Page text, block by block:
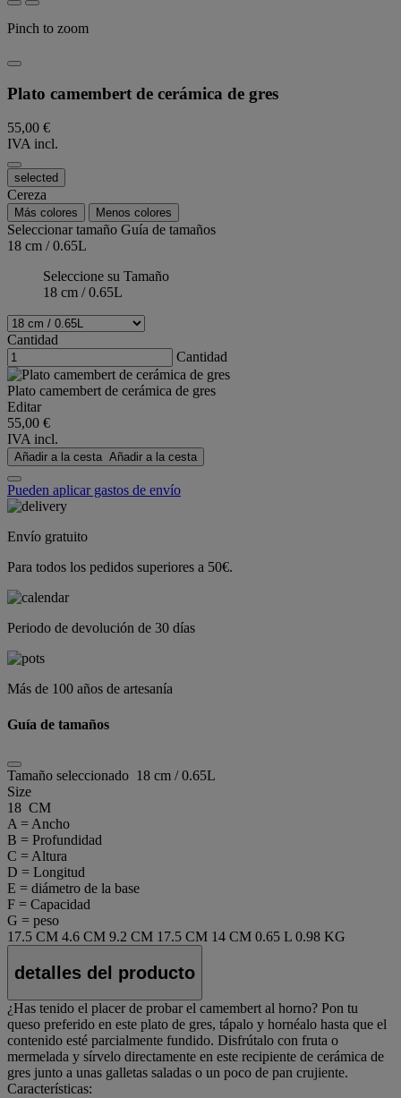
Pinch to zoom
Plato camembert de cerámica de gres
55,00 €
IVA incl.
selected
Cereza
Más colores Menos colores
Seleccionar tamaño Guía de tamaños
18 cm / 0.65L
Seleccione su Tamaño
18 cm / 0.65L
Cantidad
Cantidad
Plato camembert de cerámica de gres
Editar
55,00 €
IVA incl.
Añadir a la cesta Añadir a la cesta
Pueden aplicar gastos de envío
Envío gratuito
Para todos los pedidos superiores a 50€.
Periodo de devolución de 30 días
Más de 100 años de artesanía
Guía de tamaños
Tamaño seleccionado 18 cm / 0.65L
Size
18 CM
A = Ancho
B = Profundidad
C = Altura
D = Longitud
E = diámetro de la base
F = Capacidad
G = peso
17.5 CM 4.6 CM 9.2 CM 17.5 CM 14 CM 0.65 L 0.98 KG
detalles del producto
¿Has tenido el placer de probar el camembert al horno? Pon tu
queso preferido en este plato de gres, tápalo y hornéalo hasta que el
contenido esté parcialmente fundido. Disfrútalo con fruta o
mermelada y sírvelo directamente en este recipiente de cerámica de
gres junto a unas galletas saladas o un poco de pan crujiente.
Características: